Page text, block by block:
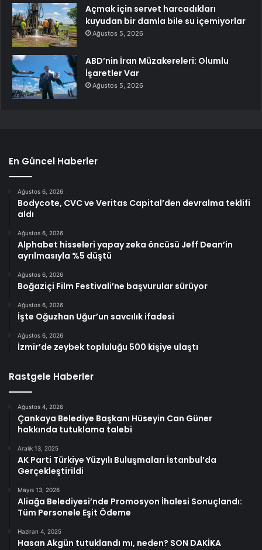
Açmak için servet harcadıkları
kuyudan bir damla bile su içemiyorlar
Ağustos 5, 2026
ABD’nin İran Müzakereleri: Olumlu
İşaretler Var
Ağustos 5, 2026
En Güncel Haberler
Ağustos 6, 2026
Bodycote, CVC ve Veritas Capital’den devralma teklifi
aldı
Ağustos 6, 2026
Alphabet hisseleri yapay zeka öncüsü Jeff Dean’in
ayrılmasıyla %5 düştü
Ağustos 6, 2026
Boğaziçi Film Festivali’ne başvurular sürüyor
Ağustos 6, 2026
İşte Oğuzhan Uğur’un savcılık ifadesi
Ağustos 6, 2026
İzmir’de zeybek topluluğu 500 kişiye ulaştı
Rastgele Haberler
Ağustos 4, 2026
Çankaya Belediye Başkanı Hüseyin Can Güner
hakkında tutuklama talebi
Aralık 13, 2025
AK Parti Türkiye Yüzyılı Buluşmaları İstanbul’da
Gerçekleştirildi
Mayıs 13, 2026
Aliağa Belediyesi’nde Promosyon İhalesi Sonuçlandı:
Tüm Personele Eşit Ödeme
Haziran 4, 2025
Hasan Akgün tutuklandı mı, neden? SON DAKİKA